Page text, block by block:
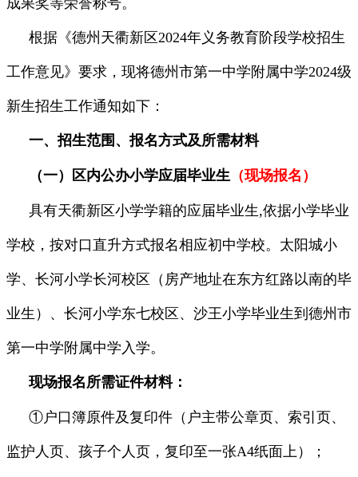
成果奖等荣誉称号。
根据《德州天衢新区2024年义务教育阶段学校招生
工作意见》要求，现将德州市第一中学附属中学2024级
新生招生工作通知如下：
一、招生范围、报名方式及所需材料
（一）区内公办小学应届毕业生 （现场报名）
具有天衢新区小学学籍的应届毕业生,依据小学毕业
学校，按对口直升方式报名相应初中学校。太阳城小
学、长河小学长河校区（房产地址在东方红路以南的毕
业生）、长河小学东七校区、沙王小学毕业生到德州市
第一中学附属中学入学。
现场报名所需证件材料：
①户口簿原件及复印件（户主带公章页、索引页、
监护人页、孩子个人页，复印至一张A4纸面上）；